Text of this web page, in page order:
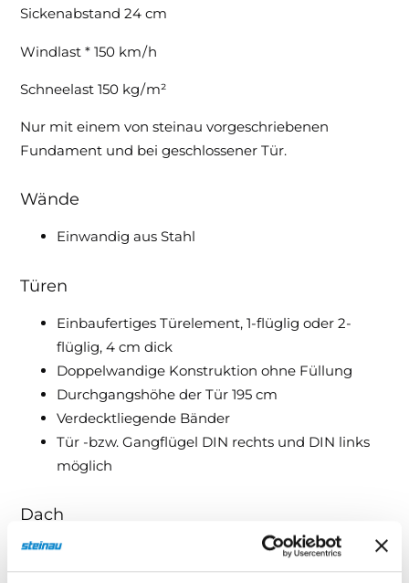
Sickenabstand 24 cm
Windlast * 150 km / h
Schneelast 150 kg / m²
Nur mit einem von steinau vorgeschriebenen
Fundament und bei geschlossener Tür.
Wände
Einwandig aus Stahl
Türen
Einbaufertiges Türelement, 1-flüglig oder 2-
flüglig, 4 cm dick
Doppelwandige Konstruktion ohne Füllung
Durchgangshöhe der Tür 195 cm
Verdecktliegende Bänder
Tür -bzw. Gangflügel DIN rechts und DIN links
möglich
Dach
Dachkomponente einwandig aus Stahl
Dachbleche gesickt